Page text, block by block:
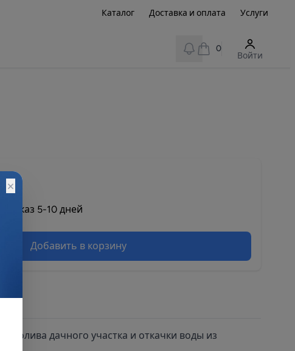
Каталог Доставка и оплата Услуги
View notifications
0
Войти
заказ 5-10 дней
Добавить в корзину
дачного участка и откачки воды из
×